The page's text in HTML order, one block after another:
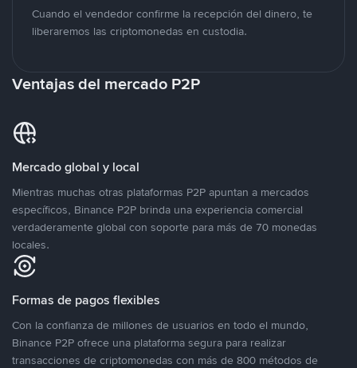
Cuando el vendedor confirme la recepción del dinero, te
liberaremos las criptomonedas en custodia.
Ventajas del mercado P2P
Mercado global y local
Mientras muchas otras plataformas P2P apuntan a mercados
específicos, Binance P2P brinda una experiencia comercial
verdaderamente global con soporte para más de 70 monedas
locales.
Formas de pagos flexibles
Con la confianza de millones de usuarios en todo el mundo,
Binance P2P ofrece una plataforma segura para realizar
transacciones de criptomonedas con más de 800 métodos de